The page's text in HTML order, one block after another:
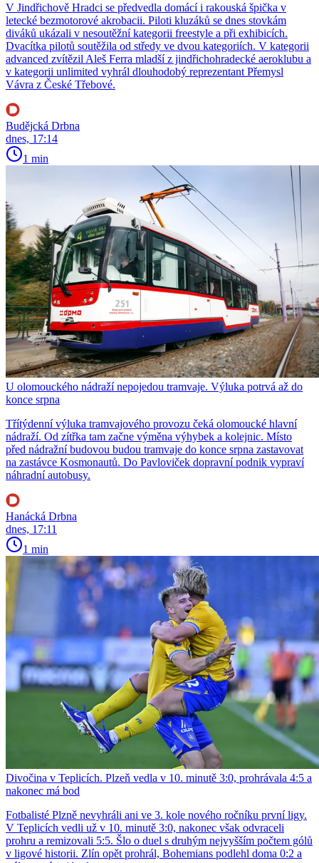
V Jindřichově Hradci se předvedla domácí i rakouská špička v
letecké bezmotorové akrobacii. Piloti kluzáků se dnes stovkám
diváků ukázali v nesoutěžní kategorii freestyle a při exhibicích.
Dvacítka pilotů soutěžila od středy ve dvou kategoriích. V kategorii
advanced zvítězil Aleš Ferra mladší z jindřichohradecké aeroklubu a
v kategorii unlimited vyhrál dlouhodobý reprezentant Přemysl
Vávra z České Třebové.
Budějcká Drbna
dnes, 17:14
1 min
U olomouckého nádraží nepojedou tramvaje. Výluka potrvá až do
konce srpna
Třítýdenní výluka tramvajového provozu čeká olomoucké hlavní
nádraží. Od zítřka tam začne výměna výhybek a kolejnic. Místo
před nádražní budovou budou tramvaje do konce srpna zastavovat
na zastávce Kosmonautů. Do Pavloviček dopravní podnik vypraví
náhradní autobusy.
Hanácká Drbna
dnes, 17:11
1 min
Divočina v Teplicích. Plzeň vedla v 10. minutě 3:0, prohrávala 4:5 a
nakonec má bod
Fotbalisté Plzně nevyhráli ani ve 3. kole nového ročníku první ligy.
V Teplicích vedli už v 10. minutě 3:0, nakonec však odvraceli
prohru a remizovali 5:5. Šlo o duel s druhým nejvyšším počtem gólů
v ligové historii. Zlín opět prohrál, Bohemians podlehl doma 0:2 a